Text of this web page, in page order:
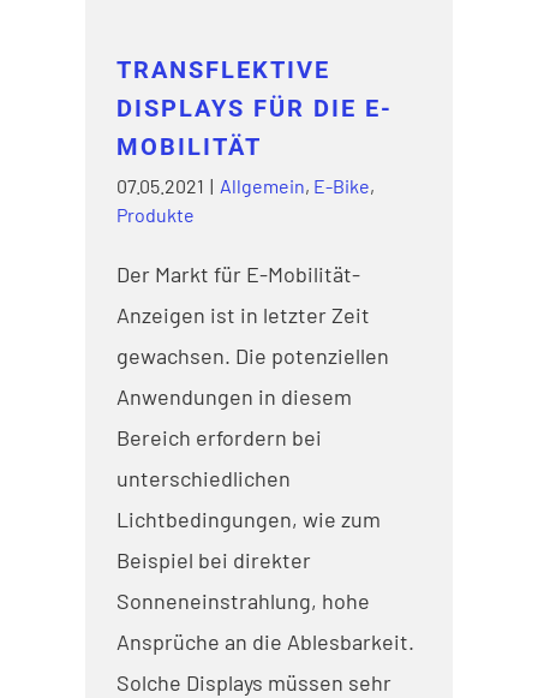
TRANSFLEKTIVE
DISPLAYS FÜR DIE E-
MOBILITÄT
07.05.2021 | Allgemein, E-Bike,
Produkte
Der Markt für E-Mobilität-
Anzeigen ist in letzter Zeit
gewachsen. Die potenziellen
Anwendungen in diesem
Bereich erfordern bei
unterschiedlichen
Lichtbedingungen, wie zum
Beispiel bei direkter
Sonneneinstrahlung, hohe
Ansprüche an die Ablesbarkeit.
Solche Displays müssen sehr